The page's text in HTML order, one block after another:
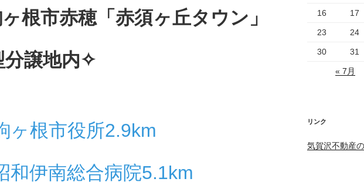
根市赤穂「赤須ヶ丘タウン」
分譲地内✧
ヶ根市役所2.9km
伊南総合病院5.1km
16 17
23 24
30 31
« 7月
リンク
気賀沢不動産